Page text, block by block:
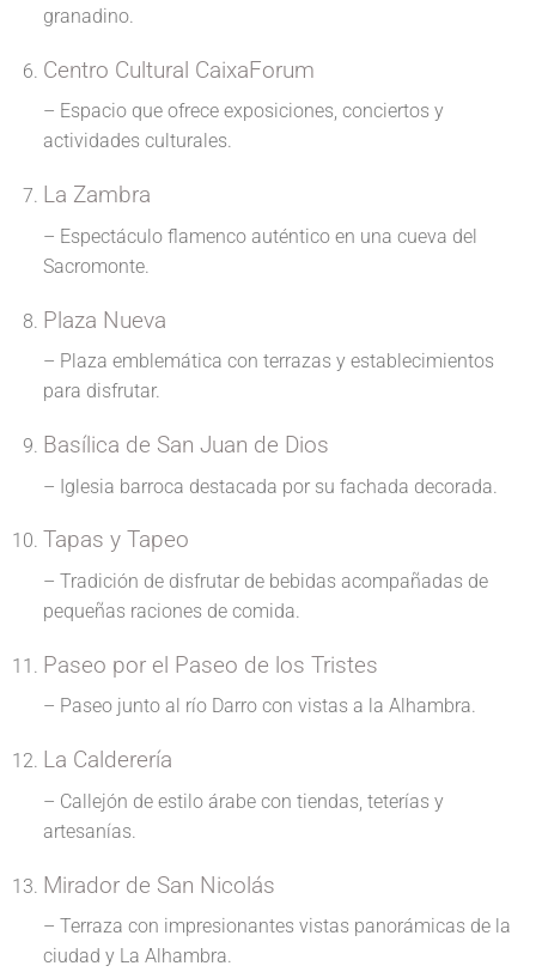
granadino.
Centro Cultural CaixaForum
– Espacio que ofrece exposiciones, conciertos y
actividades culturales.
La Zambra
– Espectáculo flamenco auténtico en una cueva del
Sacromonte.
Plaza Nueva
– Plaza emblemática con terrazas y establecimientos
para disfrutar.
Basílica de San Juan de Dios
– Iglesia barroca destacada por su fachada decorada.
Tapas y Tapeo
– Tradición de disfrutar de bebidas acompañadas de
pequeñas raciones de comida.
Paseo por el Paseo de los Tristes
– Paseo junto al río Darro con vistas a la Alhambra.
La Calderería
– Callejón de estilo árabe con tiendas, teterías y
artesanías.
Mirador de San Nicolás
– Terraza con impresionantes vistas panorámicas de la
ciudad y La Alhambra.